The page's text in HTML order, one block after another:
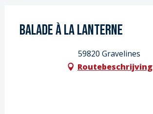
Balade à la lanterne
59820 Gravelines
Routebeschrijving